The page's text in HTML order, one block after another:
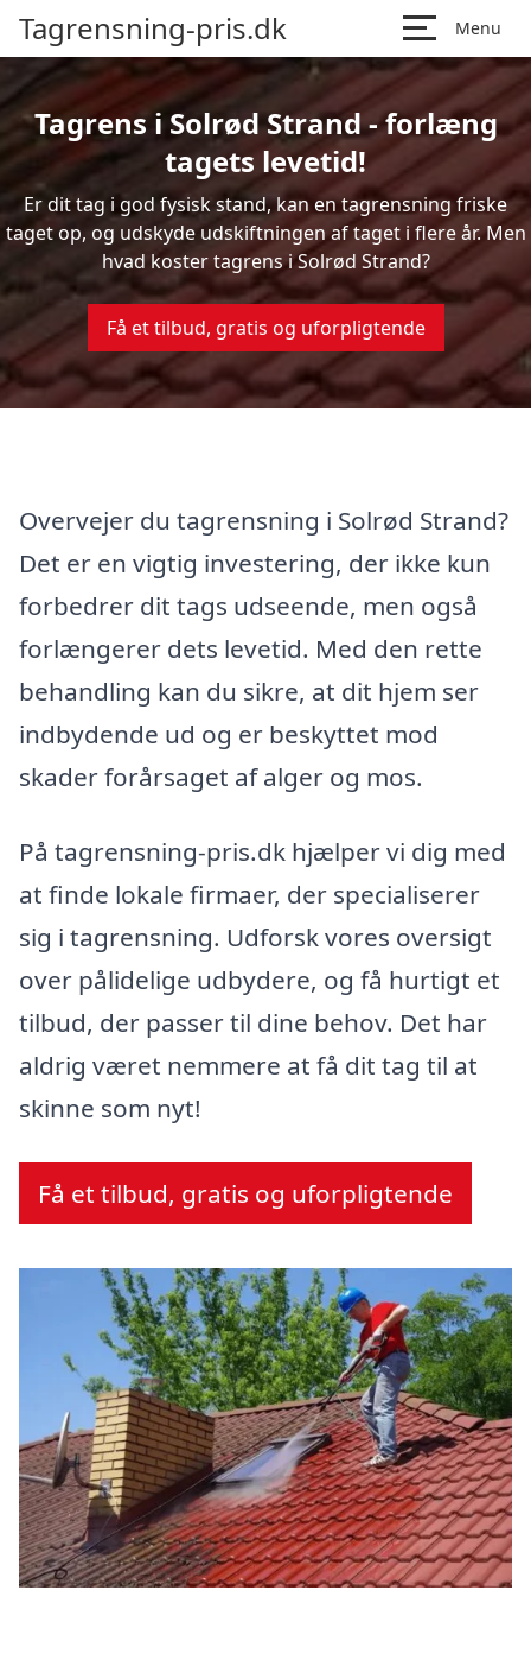
Tagrensning-pris.dk Menu
Tagrens i Solrød Strand - forlæng
tagets levetid!
Er dit tag i god fysisk stand, kan en tagrensning friske
taget op, og udskyde udskiftningen af taget i flere år. Men
hvad koster tagrens i Solrød Strand?
Få et tilbud, gratis og uforpligtende
Overvejer du tagrensning i Solrød Strand?
Det er en vigtig investering, der ikke kun
forbedrer dit tags udseende, men også
forlængerer dets levetid. Med den rette
behandling kan du sikre, at dit hjem ser
indbydende ud og er beskyttet mod
skader forårsaget af alger og mos.
På tagrensning-pris.dk hjælper vi dig med
at finde lokale firmaer, der specialiserer
sig i tagrensning. Udforsk vores oversigt
over pålidelige udbydere, og få hurtigt et
tilbud, der passer til dine behov. Det har
aldrig været nemmere at få dit tag til at
skinne som nyt!
Få et tilbud, gratis og uforpligtende